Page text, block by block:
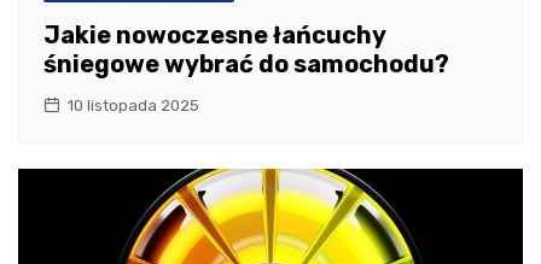
Jakie nowoczesne łańcuchy
śniegowe wybrać do samochodu?
10 listopada 2025